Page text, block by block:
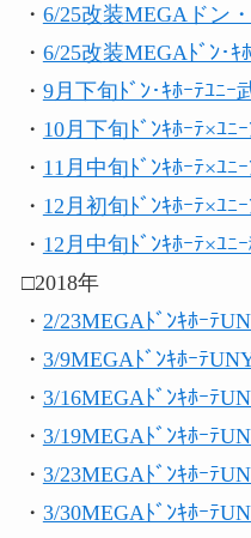
・ 6/25改装MEGAドン
・ 6/25改装MEGAﾄﾞﾝ･
・ 9月下旬ﾄﾞﾝ･ｷﾎｰﾃﾕﾆｰ
・ 10月下旬ﾄﾞﾝｷﾎｰﾃ×ﾕﾆ
・ 11月中旬ﾄﾞﾝｷﾎｰﾃ×ﾕﾆ
・ 12月初旬ﾄﾞﾝｷﾎｰﾃ×ﾕﾆ
・ 12月中旬ﾄﾞﾝｷﾎｰﾃ×ﾕ
□2018年
・ 2/23MEGAﾄﾞﾝｷﾎｰﾃ
・ 3/9MEGAﾄﾞﾝｷﾎｰﾃ
・ 3/16MEGAﾄﾞﾝｷﾎｰﾃ
・ 3/19MEGAﾄﾞﾝｷﾎｰﾃ
・ 3/23MEGAﾄﾞﾝｷﾎｰﾃ
・ 3/30MEGAﾄﾞﾝｷﾎｰﾃ